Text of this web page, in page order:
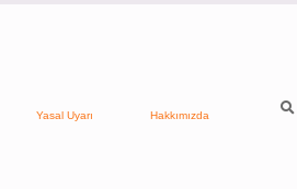
Yasal Uyarı Hakkımızda